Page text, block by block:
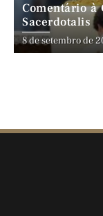
Comentário à
Sacerdotalis
8 de setembro de